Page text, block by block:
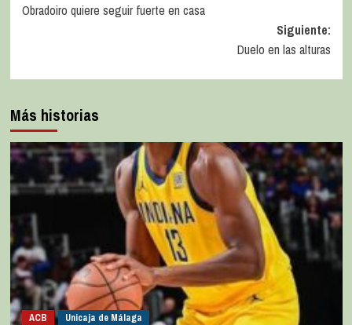
Obradoiro quiere seguir fuerte en casa
Siguiente:
Duelo en las alturas
Más historias
ACB Unicaja de Málaga